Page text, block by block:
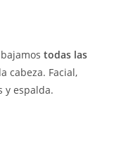
todas las
cabeza. Facial,
y espalda.